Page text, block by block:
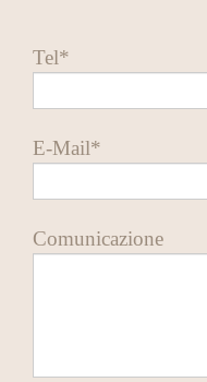
Tel*
E-Mail*
Comunicazione